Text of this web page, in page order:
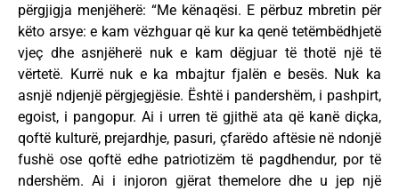
përgjigja menjëherë: “Me kënaqësi. E përbuz mbretin për
këto arsye: e kam vëzhguar që kur ka qenë tetëmbëdhjetë
vjeç dhe asnjëherë nuk e kam dëgjuar të thotë një të
vërtetë. Kurrë nuk e ka mbajtur fjalën e besës. Nuk ka
asnjë ndjenjë përgjegjësie. Është i pandershëm, i pashpirt,
egoist, i pangopur. Ai i urren të gjithë ata që kanë diçka,
qoftë kulturë, prejardhje, pasuri, çfarëdo aftësie në ndonjë
fushë ose qoftë edhe patriotizëm të pagdhendur, por të
ndershëm. Ai i injoron gjërat themelore dhe u jep një